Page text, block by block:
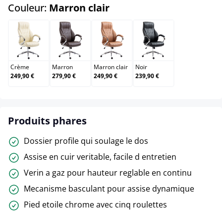
Couleur: Marron clairselect
Crème
Crème
249,90 €
Marron
Marron
279,90 €
Marron clair
Marron clair
249,90 €
Noir
Noir
239,90 €
Produits phares
Dossier profile qui soulage le dos
Assise en cuir veritable, facile d entretien
Verin a gaz pour hauteur reglable en continu
Mecanisme basculant pour assise dynamique
Pied etoile chrome avec cinq roulettes